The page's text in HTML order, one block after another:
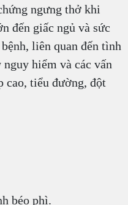
ngưng thở khi
đến giấc ngủ và sức
liên quan đến tình
hiểm và các vấn
cao, tiểu đường, đột
béo phì.